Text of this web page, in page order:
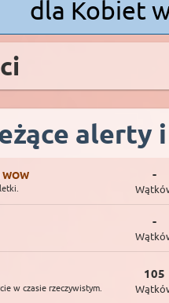
dla Kobiet
alerty
-
-
w czasie rzeczywistym.
105